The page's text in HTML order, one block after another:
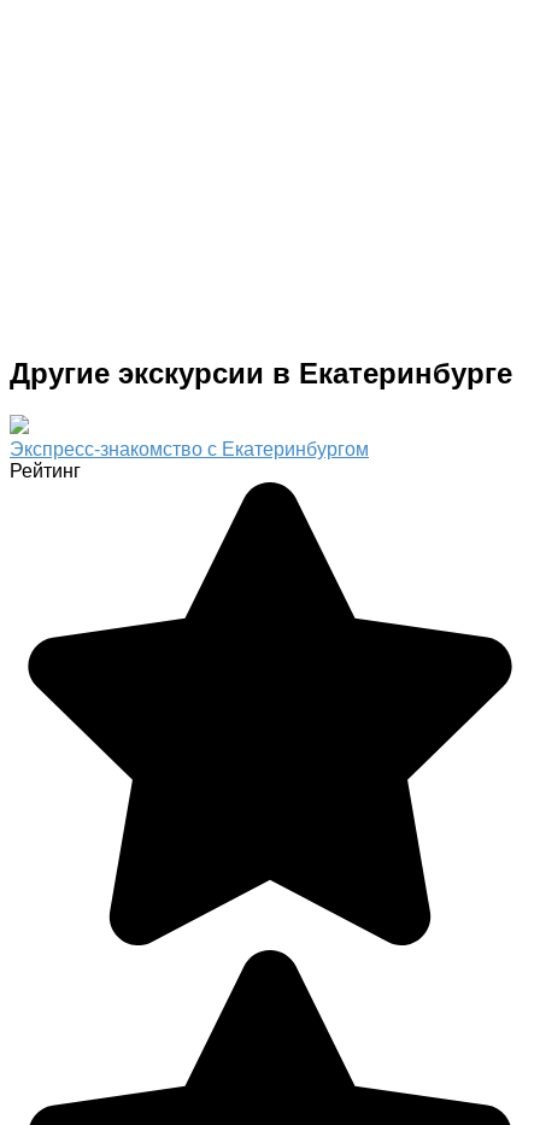
Другие экскурсии в Екатеринбурге
Экспресс-знакомство с Екатеринбургом
Рейтинг